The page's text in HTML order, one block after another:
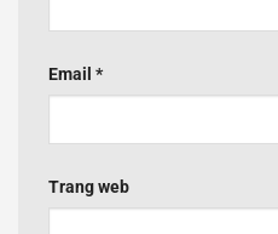
Email *
Trang web